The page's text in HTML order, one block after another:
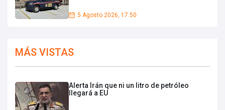
5 Agosto 2026, 17:50
MÁS VISTAS
Alerta Irán que ni un litro de petróleo
llegará a EU